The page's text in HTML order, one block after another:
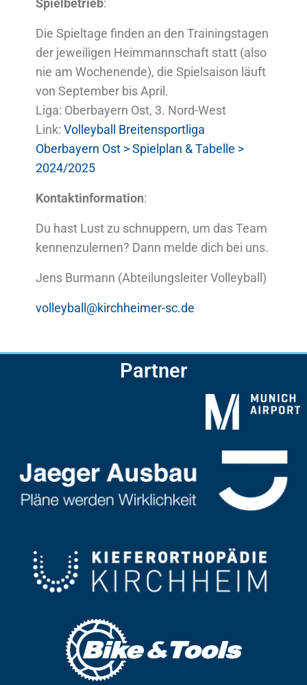
Spielbetrieb:
Die Spieltage finden an den Trainingstagen
der jeweiligen Heimmannschaft statt (also
nie am Wochenende), die Spielsaison läuft
von September bis April.
Liga: Oberbayern Ost, 3. Nord-West
Link:Volleyball Breitensportliga
Oberbayern Ost > Spielplan & Tabelle >
2024/2025
Kontaktinformation:
Du hast Lust zu schnuppern, um das Team
kennenzulernen? Dann melde dich bei uns.
Jens Burmann (Abteilungsleiter Volleyball)
volleyball@kirchheimer-sc.de
Partner